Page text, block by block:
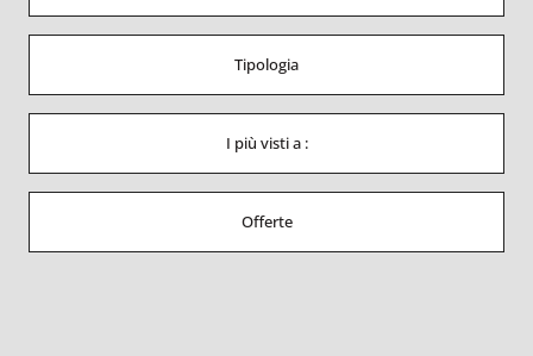
Tipologia
I più visti a :
Offerte